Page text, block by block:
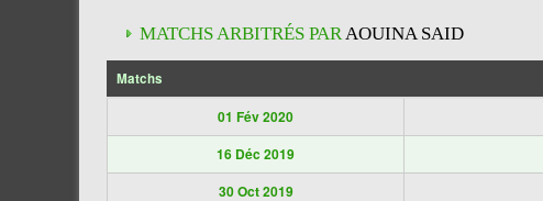
MATCHS ARBITRÉS PARAOUINA SAID
Matchs
01 Fév 2020
16 Déc 2019
30 Oct 2019